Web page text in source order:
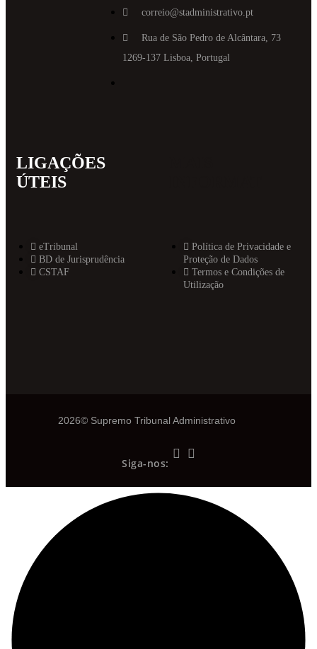
correio@stadministrativo.pt
Rua de São Pedro de Alcântara, 73
1269-137 Lisboa, Portugal
LIGAÇÕES
ÚTEIS
eTribunal
BD de Jurisprudência
CSTAF
Política de Privacidade e
Proteção de Dados
Termos e Condições de
Utilização
2026© Supremo Tribunal Administrativo
Siga-nos: